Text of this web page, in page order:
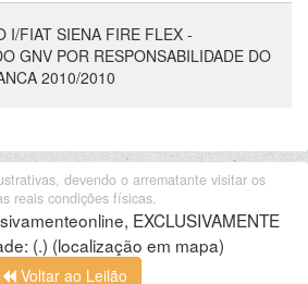
I/FIAT SIENA FIRE FLEX -
GNV POR RESPONSABILIDADE DO
2010/2010
devendo o arrematante visitar os
reais condições físicas.
EXCLUSIVAMENTE
(.) (localização em mapa)
Voltar ao Leilão